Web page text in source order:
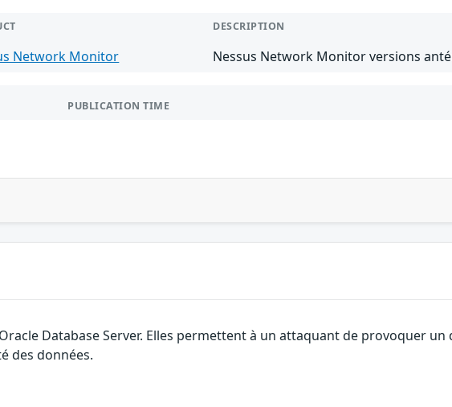
DESCRIPTION
Network Monitor Nessus Network Monitor versions
PUBLICATION TIME
Database Server. Elles permettent à un attaquant de provoquer un
des données.